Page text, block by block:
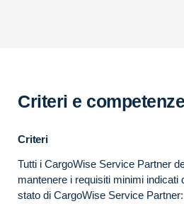
Criteri e competenze
Criteri
Tutti i CargoWise Service Partner
mantenere i requisiti minimi indicati
stato di CargoWise Service Partner: